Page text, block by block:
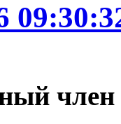
член